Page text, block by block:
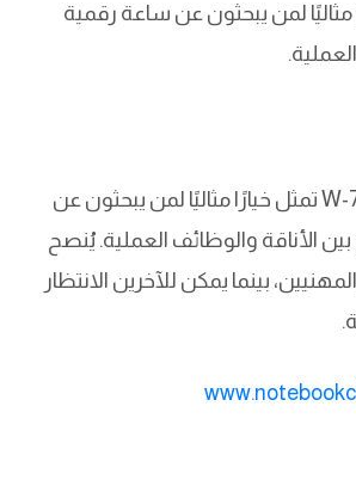
مثاليًا لمن يبحثون عن ساعة رقمية
ساعة كاسيو W-738H تمثل خيارًا مثاليًا لمن يبحثون عن
الأناقة والوظائف العملية. يُنصح
بينما يمكن للآخرين الانتظار